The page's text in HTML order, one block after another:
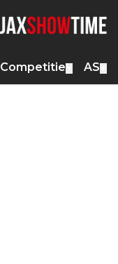
Competitie AS